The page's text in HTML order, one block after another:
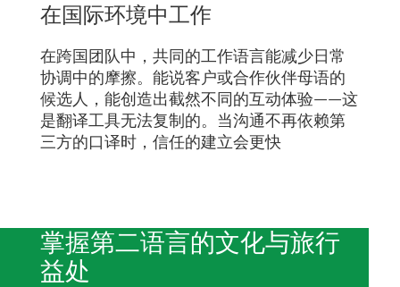
在国际环境中工作
在跨国团队中，共同的工作语言能减少日常
协调中的摩擦。能说客户或合作伙伴母语的
候选人，能创造出截然不同的互动体验——这
是翻译工具无法复制的。当沟通不再依赖第
三方的口译时，信任的建立会更快
掌握第二语言的文化与旅行
益处